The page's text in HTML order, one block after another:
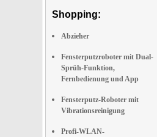
Shopping:
Abzieher
Fensterputzroboter mit Dual-
Sprüh-Funktion,
Fernbedienung und App
Fensterputz-Roboter mit
Vibrationsreinigung
Profi-WLAN-